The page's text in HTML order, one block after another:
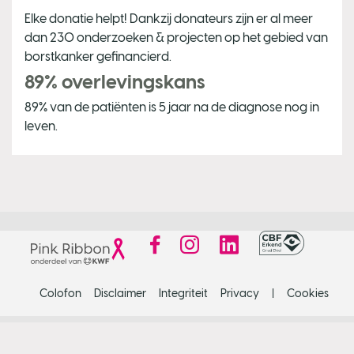
Elke donatie helpt! Dankzij donateurs zijn er al meer
dan 230 onderzoeken & projecten op het gebied van
borstkanker gefinancierd.
89% overlevingskans
89% van de patiënten is 5 jaar na de diagnose nog in
leven.
Colofon Disclaimer Integriteit Privacy Cookies